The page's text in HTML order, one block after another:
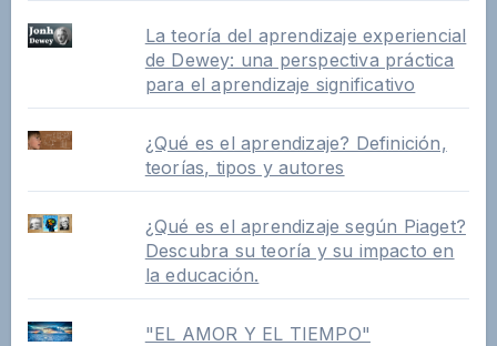
La teoría del aprendizaje experiencial
de Dewey: una perspectiva práctica
para el aprendizaje significativo
¿Qué es el aprendizaje? Definición,
teorías, tipos y autores
¿Qué es el aprendizaje según Piaget?
Descubra su teoría y su impacto en
la educación.
"EL AMOR Y EL TIEMPO"